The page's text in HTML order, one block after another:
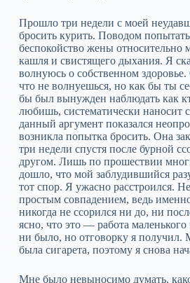
Прошло три недели с моей
бросить курить. Поводом
беспокойство жены относительно
кашля и свистящего дыхания. Я
волнуюсь о собственном
что не волнуешься, но как бы ты
бы был вынужден наблюдать как
любишь, систематически наносит
данный аргумент показался
возникла попытка бросить. Она
три недели спустя после бурной
другом. Лишь по прошествии
дошло, что мой заблудившийся
тот спор. Я ужасно расстроился.
простым совпадением, ведь
никогда не ссорился ни до, ни
ясно, что это — работа
ни было, но отговорку я получил.
была сигарета, поэтому я снова
Мне было невыносимо думать,